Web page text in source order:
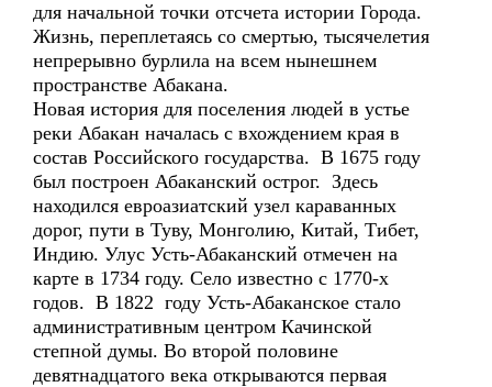
для начальной точки отсчета истории Города.
Жизнь, переплетаясь со смертью, тысячелетия
непрерывно бурлила на всем нынешнем
пространстве Абакана.
Новая история для поселения людей в устье
реки Абакан началась с вхождением края в
состав Российского государства. В 1675 году
был построен Абаканский острог. Здесь
находился евроазиатский узел караванных
дорог, пути в Туву, Монголию, Китай, Тибет,
Индию. Улус Усть-Абаканский отмечен на
карте в 1734 году. Село известно с 1770-х
годов. В 1822 году Усть-Абаканское стало
административным центром Качинской
степной думы. Во второй половине
девятнадцатого века открываются первая